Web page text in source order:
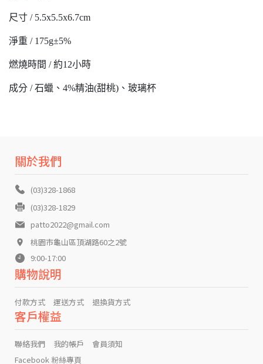
尺寸 / 5.5x5.5x6.7cm
淨重 / 175g±5%
燃燒時間 / 約12小時
成分 / 石蠟、4%精油(甜桃)、玻璃杯
關於我們
(03)328-1868
(03)328-1829
patto2022@gmail.com
桃園市龜山區頂湖路60之2號
9:00-17:00
購物說明
付款方式 運送方式 退換貨方式
客戶權益
聯絡我們 我的帳戶
會員須知
Facebook 粉絲專頁